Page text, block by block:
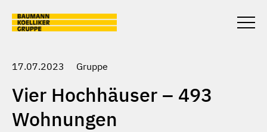
17.07.2023 unter
Gruppe
Vier Hochhäuser – 493
Wohnungen